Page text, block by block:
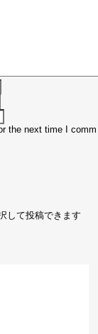
the next time I comm
して投稿できます